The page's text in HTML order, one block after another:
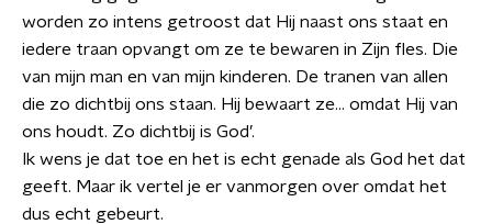
worden zo intens getroost dat Hij naast ons staat en
iedere traan opvangt om ze te bewaren in Zijn fles. Die
van mijn man en van mijn kinderen. De tranen van allen
die zo dichtbij ons staan. Hij bewaart ze... omdat Hij van
ons houdt. Zo dichtbij is God’.
Ik wens je dat toe en het is echt genade als God het dat
geeft. Maar ik vertel je er vanmorgen over omdat het
dus echt gebeurt.